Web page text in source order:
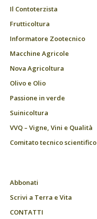
Il Contoterzista
Frutticoltura
Informatore Zootecnico
Macchine Agricole
Nova Agricoltura
Olivo e Olio
Passione in verde
Suinicoltura
VVQ – Vigne, Vini e Qualità
Comitato tecnico scientifico
Abbonati
Scrivi a Terra e Vita
CONTATTI